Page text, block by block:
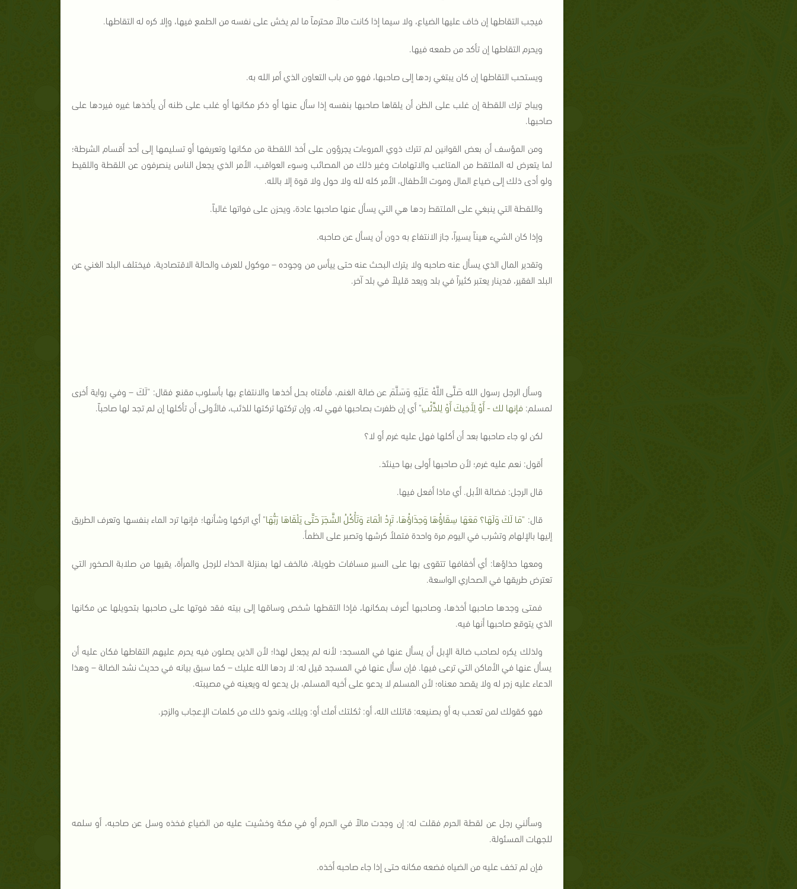
فيجب التقاطها إن خاف عليها الضياع، ولا سيما إذا كانت مالاً محترماً ما لم يخش على نفسه من الطمع فيها، وإلا كره له التقاطها.
ويحرم التقاطها إن تأكد من طمعه فيها.
ويستحب التقاطها إن كان يبتغي ردها إلى صاحبها، فهو من باب التعاون الذي أمر الله به.
ويباح ترك اللقطة إن غلب على الظن أن يلقاها صاحبها بنفسه إذا سأل عنها أو ذكر مكانها أو غلب على ظنه أن يأخذها غيره فيردها على
صاحبها.
ومن المؤسف أن بعض القوانين لم تترك ذوي المروءات يجرؤون على أخذ اللقطة من مكانها وتعريفها أو تسليمها إلى أحد أقسام الشرطة؛
لما يتعرض له الملتقط من المتاعب والاتهامات وغير ذلك من المصائب وسوء العواقب، الأمر الذي يجعل الناس ينصرفون عن اللقطة واللقيط
ولو أدى ذلك إلى ضياع المال وموت الأطفال، الأمر كله لله ولا حول ولا قوة إلا بالله.
واللقطة التي ينبغي على الملتقط ردها هي التي يسأل عنها صاحبها عادة، ويحزن على فواتها غالباً.
وإذا كان الشيء هيناً يسيراً، جاز الانتفاع به دون أن يسأل عن صاحبه.
وتقدير المال الذي يسأل عنه صاحبه ولا يترك البحث عنه حتى ييأس من وجوده – موكول للعرف والحالة الاقتصادية، فيختلف البلد الغني عن
البلد الفقير، فدينار يعتبر كثيراً في بلد ويعد قليلاً في بلد آخر.
وسأل الرجل رسول الله صَلَّى اللَّهُ عَلَيْهِ وَسَلَّمَ عن ضالة الغنم، فأفتاه بحل أخذها والانتفاع بها بأسلوب مقنع فقال: "لَكَ – وفي رواية أخرى
لمسلم:فإنها لك - أَوْ لِأَخِيكَ أَوْ لِلذِّئْبِ" أي إن ظفرت بصاحبها فهي له، وإن تركتها تركتها للذئب، فالأولى أن تأكلها إن لم تجد لها صاحباً.
لكن لو جاء صاحبها بعد أن أكلها فهل عليه غرم أو لا؟
أقول: نعم عليه غرم؛ لأن صاحبها أولى بها حينئذ.
قال الرجل: فضالة الأبل. أي ماذا أفعل فيها.
قال: "مَا لَكَ وَلَهَا؟ مَعَهَا سِقَاؤُهَا وَحِذَاؤُهَا، تَرِدُ الْمَاءَ وَتَأْكُلُ الشَّجَرَ حَتَّى يَلْقَاهَا رَبُّهَا" أي اتركها وشأنها؛ فإنها ترد الماء بنفسها وتعرف الطريق
إليها بالإلهام وتشرب في اليوم مرة واحدة فتملأ كرشها وتصبر على الظمأ.
ومعها حذاؤها: أي أخفافها تتقوى بها على السير مسافات طويلة، فالخف لها بمنزلة الحذاء للرجل والمرأة، يقيها من صلابة الصخور التي
تعترض طريقها في الصحاري الواسعة.
فمتى وجدها صاحبها أخذها، وصاحبها أعرف بمكانها، فإذا التقطها شخص وساقها إلى بيته فقد فوتها على صاحبها بتحويلها عن مكانها
الذي يتوقع صاحبها أنها فيه.
ولذلك يكره لصاحب ضالة الإبل أن يسأل عنها في المسجد؛ لأنه لم يجعل لهذا؛ لأن الذين يصلون فيه يحرم عليهم التقاطها فكان عليه أن
يسأل عنها في الأماكن التي ترعى فيها. فإن سأل عنها في المسجد قيل له: لا ردها الله عليك – كما سبق بيانه في حديث نشد الضالة – وهذا
الدعاء عليه زجر له ولا يقصد معناه؛ لأن المسلم لا يدعو على أخيه المسلم، بل يدعو له ويعينه في مصيبته.
فهو كقولك لمن تعحب به أو بصنيعه: قاتلك الله، أو: ثكلتك أمك أو: ويلك، ونحو ذلك من كلمات الإعجاب والزجر.
وسألني رجل عن لقطة الحرم فقلت له: إن وجدت مالاً في الحرم أو في مكة وخشيت عليه من الضياع فخذه وسل عن صاحبه، أو سلمه
للجهات المسئولة.
فإن لم تخف عليه من الضياه فضعه مكانه حتى إذا جاء صاحبه أخذه.